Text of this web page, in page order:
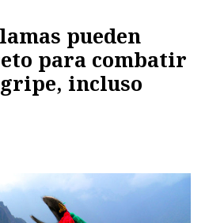
pueden
para combatir
incluso